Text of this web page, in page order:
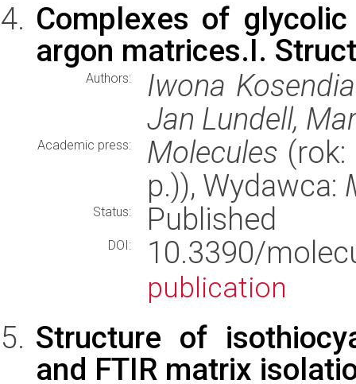
Complexes of
argon matrices.I.
Authors:
Iwona
Jan Lundell,
Academic press: Molecules
p.)), Wydawca:
Status: Published
DOI: 10.3390/
publication
Structure of
and FTIR matrix